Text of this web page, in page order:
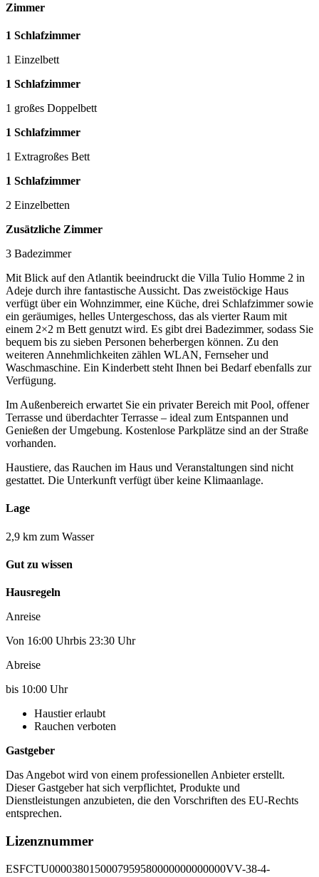
Zimmer
1 Schlafzimmer
1 Einzelbett
1 Schlafzimmer
1 großes Doppelbett
1 Schlafzimmer
1 Extragroßes Bett
1 Schlafzimmer
2 Einzelbetten
Zusätzliche Zimmer
3 Badezimmer
Mit Blick auf den Atlantik beeindruckt die Villa Tulio Homme 2 in
Adeje durch ihre fantastische Aussicht. Das zweistöckige Haus
verfügt über ein Wohnzimmer, eine Küche, drei Schlafzimmer sowie
ein geräumiges, helles Untergeschoss, das als vierter Raum mit
einem 2×2 m Bett genutzt wird. Es gibt drei Badezimmer, sodass Sie
bequem bis zu sieben Personen beherbergen können. Zu den
weiteren Annehmlichkeiten zählen WLAN, Fernseher und
Waschmaschine. Ein Kinderbett steht Ihnen bei Bedarf ebenfalls zur
Verfügung.
Im Außenbereich erwartet Sie ein privater Bereich mit Pool, offener
Terrasse und überdachter Terrasse – ideal zum Entspannen und
Genießen der Umgebung. Kostenlose Parkplätze sind an der Straße
vorhanden.
Haustiere, das Rauchen im Haus und Veranstaltungen sind nicht
gestattet. Die Unterkunft verfügt über keine Klimaanlage.
Lage
2,9 km zum Wasser
Gut zu wissen
Hausregeln
Anreise
Von 16:00 Uhrbis 23:30 Uhr
Abreise
bis 10:00 Uhr
Haustier erlaubt
Rauchen verboten
Gastgeber
Das Angebot wird von einem professionellen Anbieter erstellt.
Dieser Gastgeber hat sich verpflichtet, Produkte und
Dienstleistungen anzubieten, die den Vorschriften des EU-Rechts
entsprechen.
Lizenznummer
ESFCTU0000380150007959580000000000000VV-38-4-